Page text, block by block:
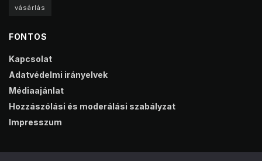
vásárlás
FONTOS
Kapcsolat
Adatvédelmi irányelvek
Médiaajánlat
Hozzászólási és moderálási szabályzat
Impresszum